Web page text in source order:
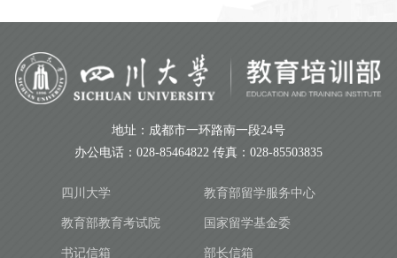
地址：成都市一环路南一段24号
办公电话：028-85464822 传真：028-85503835
四川大学 教育部留学服务中心
教育部教育考试院 国家留学基金委
书记信箱 部长信箱